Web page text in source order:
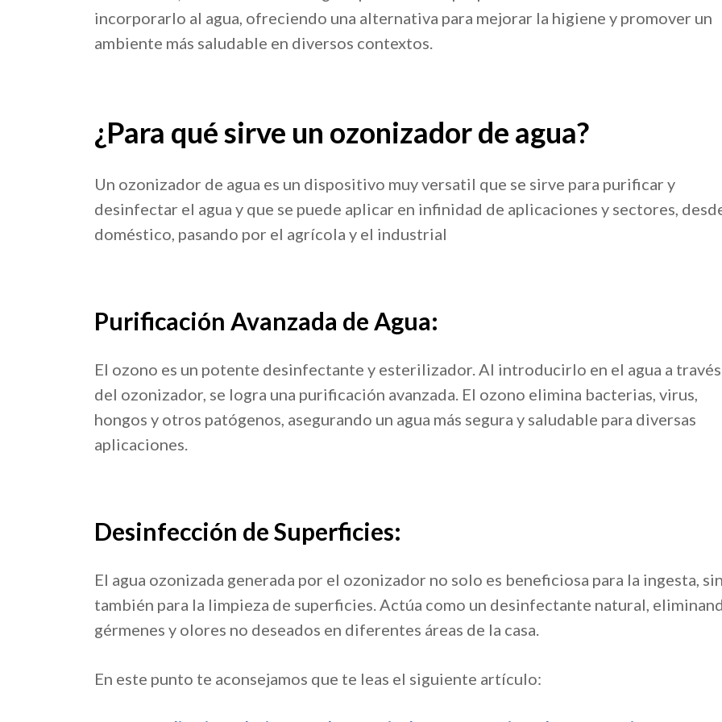
incorporarlo al agua, ofreciendo una alternativa para mejorar la higiene y promover un
ambiente más saludable en diversos contextos.
¿Para qué sirve un ozonizador de agua?
Un ozonizador de agua es un dispositivo muy versatil que se sirve para purificar y
desinfectar el agua y que se puede aplicar en infinidad de aplicaciones y sectores,
doméstico, pasando por el agrícola y el industrial
Purificación Avanzada de Agua:
El ozono es un potente desinfectante y esterilizador. Al introducirlo en el agua a través
del ozonizador, se logra una purificación avanzada. El ozono elimina bacterias, virus,
hongos y otros patógenos, asegurando un agua más segura y saludable para diversas
aplicaciones.
Desinfección de Superficies:
El agua ozonizada generada por el ozonizador no solo es beneficiosa para la ingesta,
también para la limpieza de superficies. Actúa como un desinfectante natural,
gérmenes y olores no deseados en diferentes áreas de la casa.
En este punto te aconsejamos que te leas el siguiente artículo: